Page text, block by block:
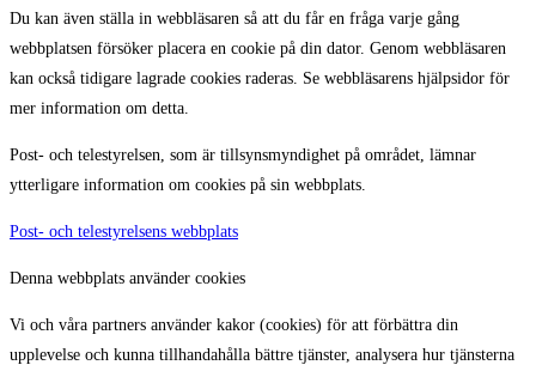
Du kan även ställa in webbläsaren så att du får en fråga varje gång
webbplatsen försöker placera en cookie på din dator. Genom webbläsaren
kan också tidigare lagrade cookies raderas. Se webbläsarens hjälpsidor för
mer information om detta.
Post- och telestyrelsen, som är tillsynsmyndighet på området, lämnar
ytterligare information om cookies på sin webbplats.
Post- och telestyrelsens webbplats
Denna webbplats använder cookies
Vi och våra partners använder kakor (cookies) för att förbättra din
upplevelse och kunna tillhandahålla bättre tjänster, analysera hur tjänsterna